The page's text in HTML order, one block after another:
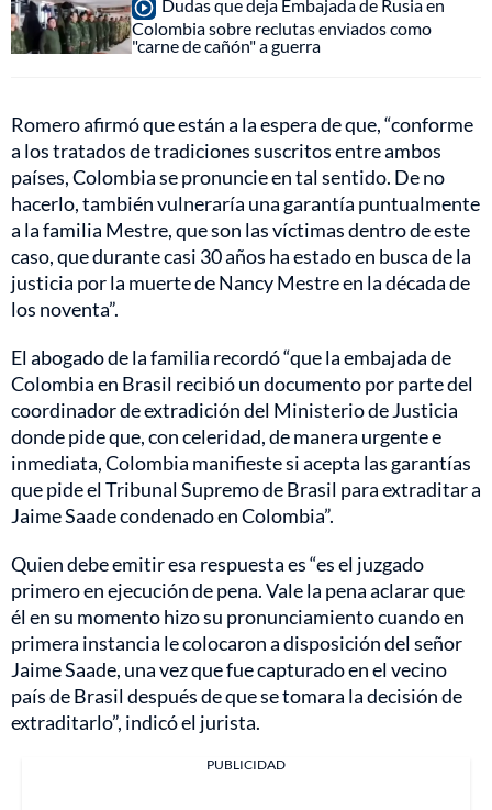
Dudas que deja Embajada de Rusia en
Colombia sobre reclutas enviados como
"carne de cañón" a guerra
Romero afirmó que están a la espera de que, “conforme
a los tratados de tradiciones suscritos entre ambos
países, Colombia se pronuncie en tal sentido. De no
hacerlo, también vulneraría una garantía puntualmente
a la familia Mestre, que son las víctimas dentro de este
caso, que durante casi 30 años ha estado en busca de la
justicia por la muerte de Nancy Mestre en la década de
los noventa”.
El abogado de la familia recordó “que la embajada de
Colombia en Brasil recibió un documento por parte del
coordinador de extradición del Ministerio de Justicia
donde pide que, con celeridad, de manera urgente e
inmediata, Colombia manifieste si acepta las garantías
que pide el Tribunal Supremo de Brasil para extraditar a
Jaime Saade condenado en Colombia”.
Quien debe emitir esa respuesta es “es el juzgado
primero en ejecución de pena. Vale la pena aclarar que
él en su momento hizo su pronunciamiento cuando en
primera instancia le colocaron a disposición del señor
Jaime Saade, una vez que fue capturado en el vecino
país de Brasil después de que se tomara la decisión de
extraditarlo”, indicó el jurista.
PUBLICIDAD